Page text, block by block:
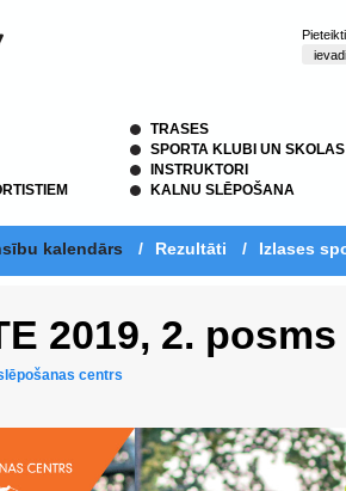
TRASES
SPORTA KLUBI UN SKOLAS
INSTRUKTORI
KALNU SLĒPOŠANA
kalendārs / Rezultāti / Izlases
2019, 2. posms
centrs